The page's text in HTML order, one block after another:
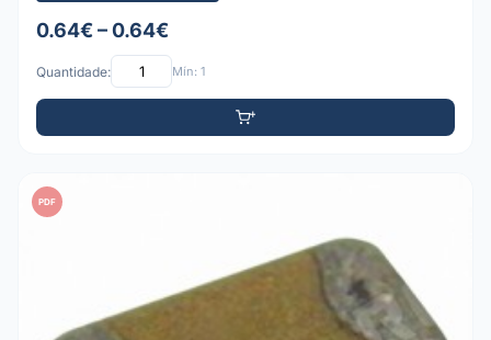
0.64€ – 0.64€
Quantidade: Mín: 1
PDF